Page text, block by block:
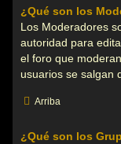
¿Qué son los
Los Moderadores
autoridad para
el foro que
usuarios se salgan
Arriba
¿Qué son los